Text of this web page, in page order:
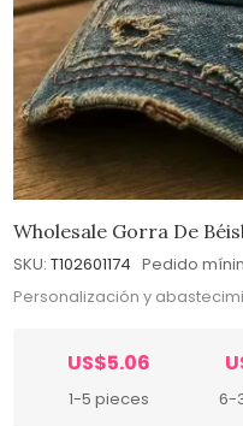
Wholesale Gorra De
SKU: T102601174 Pedido
Personalización y
US$5.06
1-5 pieces 6-